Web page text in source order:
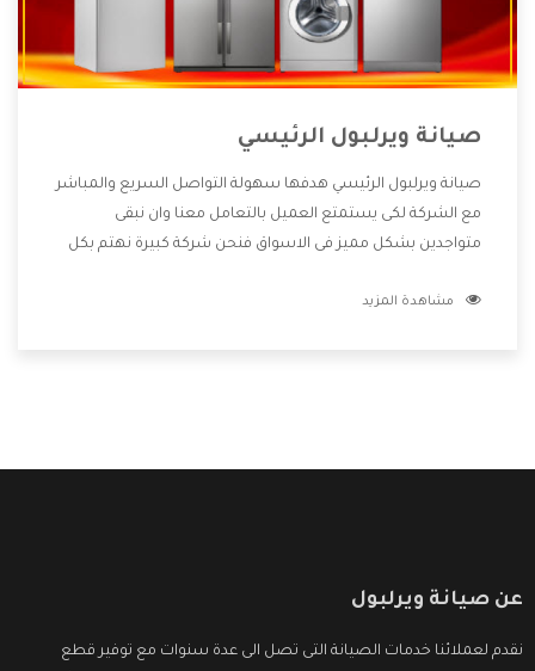
صيانة ويرلبول الرئيسي
صيانة ويرلبول الرئيسي هدفها سهولة التواصل السريع والمباشر
مع الشركة لكى يستمتع العميل بالتعامل معنا وان نبقى
متواجدين بشكل مميز فى الاسواق فنحن شركة كبيرة نهتم بكل
الشركة بها والتى تكون منها خدمة الصيانة التى تكون من أهم
مشاهدة المزيد
عن صيانة ويرلبول
نقدم لعملائنا خدمات الصيانة التى تصل الى عدة سنوات مع توفير قطع